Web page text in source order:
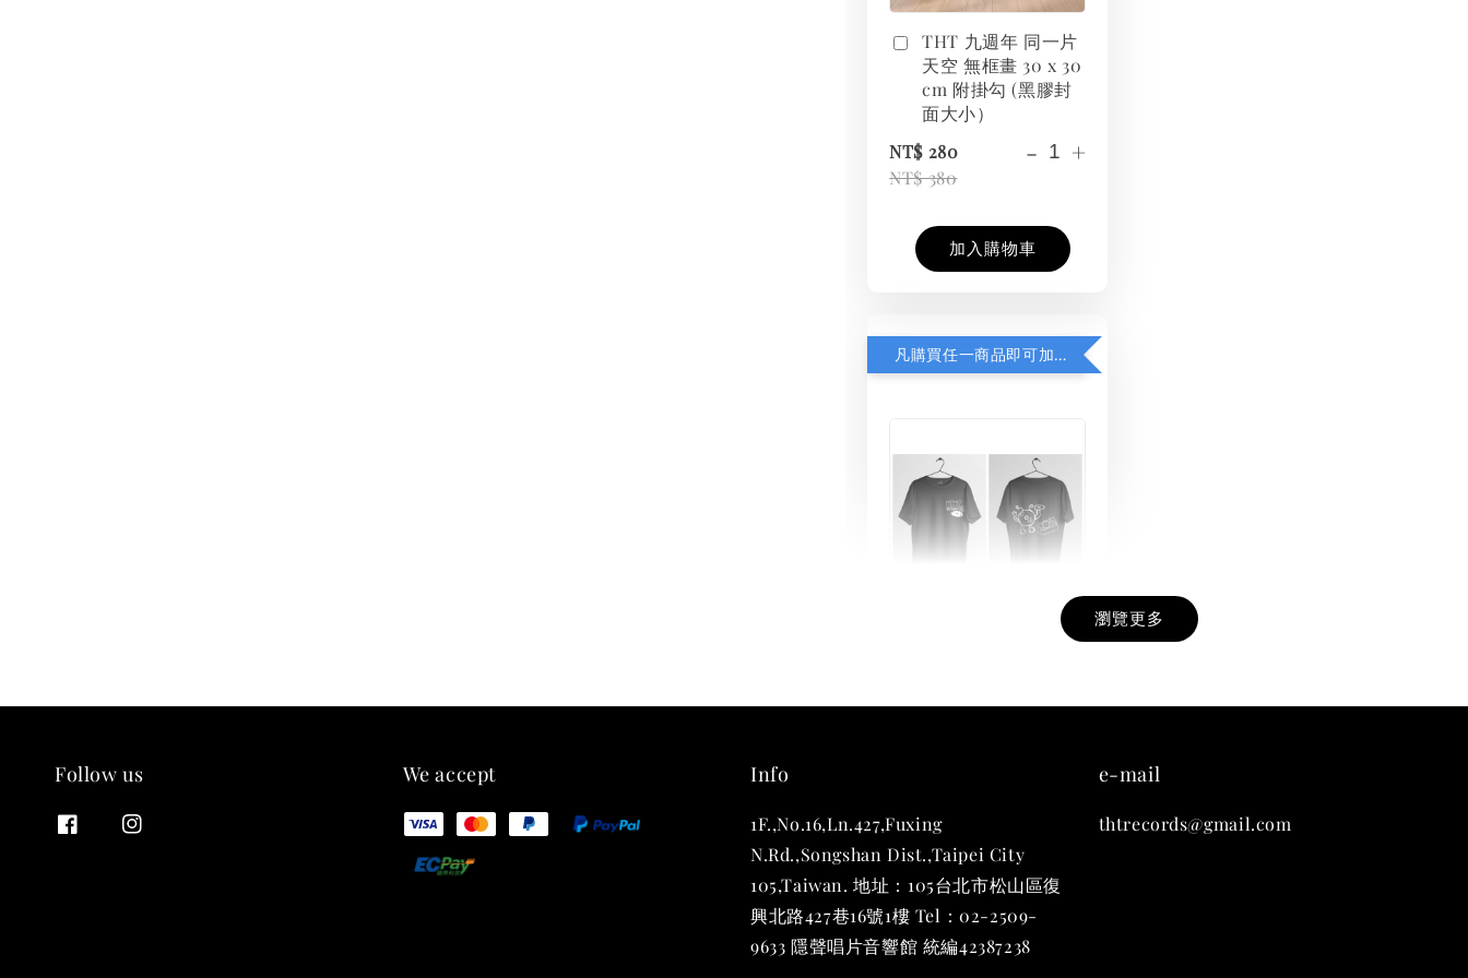
THT 九週年 同一片
天空 無框畫 30 x 30
cm 附掛勾 (黑膠封
面大小）
NT$ 280
NT$ 380
- +
加入購物車
凡購買任一商品即可加購 THT 九週年紀念 T-shirt
THT 九週年紀念 T-
瀏覽更多
Follow us We accept Info
1F.,No.16,Ln.427,Fuxing
N.Rd.,Songshan Dist.,Taipei City
105,Taiwan. 地址：105台北市松山區復
興北路427巷16號1樓 Tel：02-2509-
9633 隱聲唱片音響館 統編42387238
e-mail
thtrecords@gmail.com